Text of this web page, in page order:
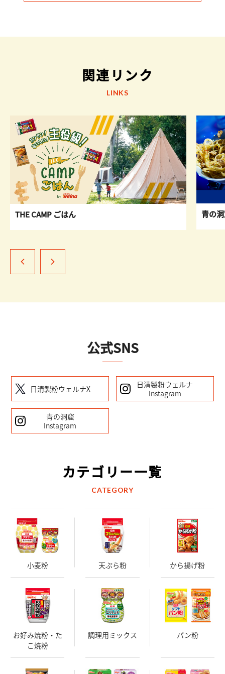
関連リンク
LINKS
THE CAMP ごはん 青の
公式SNS
日清製粉ウェルナX
日清製粉ウェルナ
Instagram
青の洞窟
Instagram
カテゴリー一覧
CATEGORY
小麦粉 天ぷら粉 から揚げ粉
お好み焼粉・た
こ焼粉
調理用ミックス パン粉